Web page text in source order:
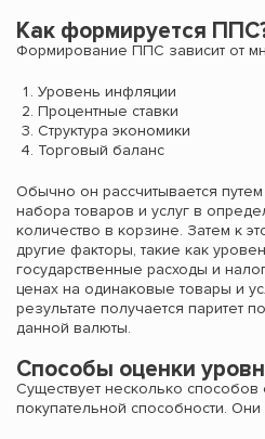
Как формируется
Формирование ППС зависит от
Уровень инфляции
Процентные ставки
Структура экономики
Торговый баланс
Обычно он рассчитывается
набора товаров и услуг в
количество в корзине. Затем к
другие факторы, такие как
государственные расходы и
ценах на одинаковые товары и
результате получается паритет
данной валюты.
Способы оценки
Существует несколько способов
покупательной способности.